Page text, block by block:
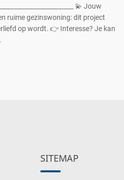
💫 Jouw
ruime gezinswoning: dit project
op wordt. 👉 Interesse? Je kan
SITEMAP